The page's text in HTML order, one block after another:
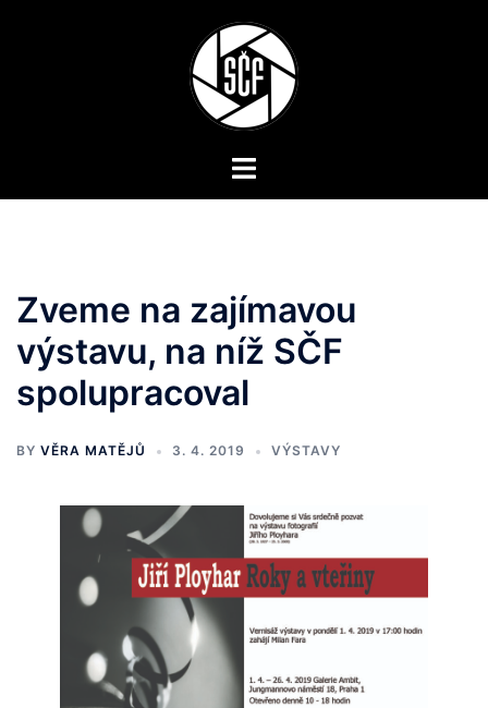
Toggle
Zveme na zajímavou
výstavu, na níž SČF
spolupracoval
BY VĚRA MATĚJŮ 3. 4. 2019 VÝSTAVY